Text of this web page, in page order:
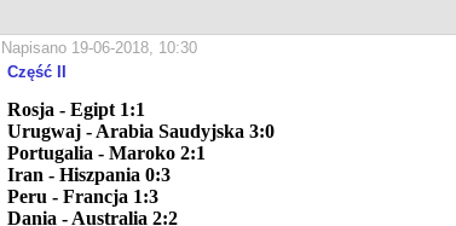
Napisano 19-06-2018, 10:30
Część II
Rosja - Egipt 1:1
Urugwaj - Arabia Saudyjska 3:0
Portugalia - Maroko 2:1
Iran - Hiszpania 0:3
Peru - Francja 1:3
Dania - Australia 2:2